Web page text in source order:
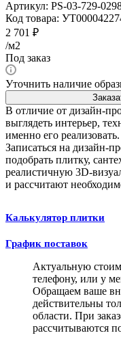
Артикул: PS-03-729-
Код товара:
2 701 ₽
/м2
Под заказ
Уточнить наличие
В отличие от дизайн-
выглядеть интерьер,
именно его реализовать.
Записаться на дизайн-
подобрать плитку,
реалистичную 3D-
и рассчитают
Калькулятор плитки
График поставок
Актуальную
телефону, или у
Обращаем ваше
действительны
области. При
рассчитываются